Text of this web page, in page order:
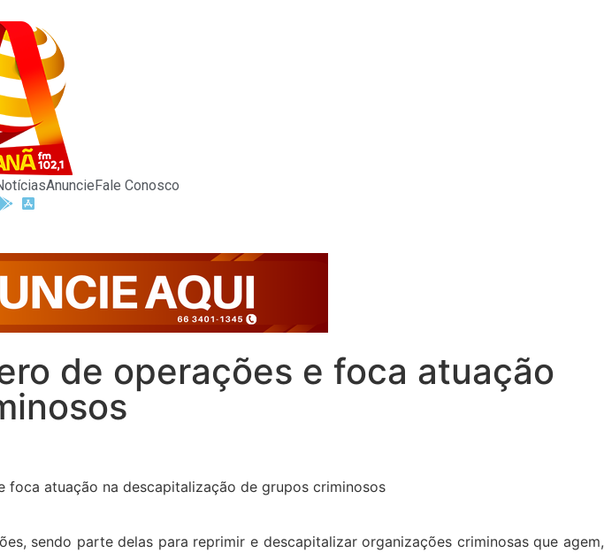
AnuncieFale Conosco
de operações e foca atuação
sendo parte delas para reprimir e descapitalizar organizações criminosas que agem,